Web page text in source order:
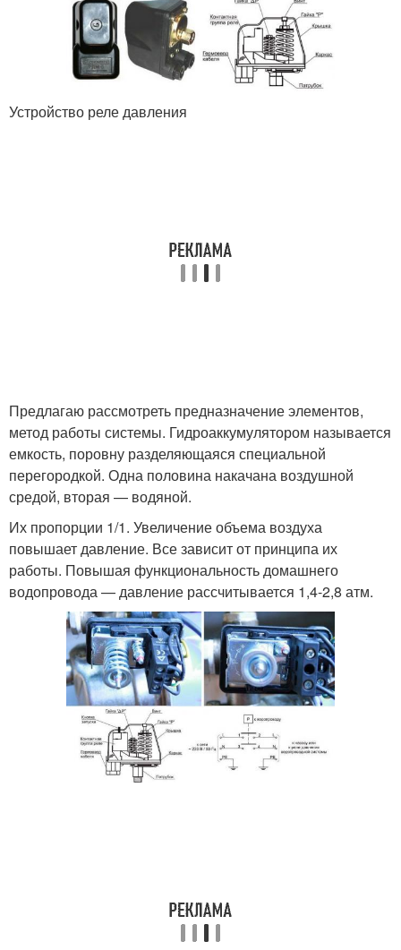
Устройство реле давления
Предлагаю рассмотреть предназначение элементов,
метод работы системы. Гидроаккумулятором называется
емкость, поровну разделяющаяся специальной
перегородкой. Одна половина накачана воздушной
средой, вторая — водяной.
Их пропорции 1/1. Увеличение объема воздуха
повышает давление. Все зависит от принципа их
работы. Повышая функциональность домашнего
водопровода — давление рассчитывается 1,4-2,8 атм.